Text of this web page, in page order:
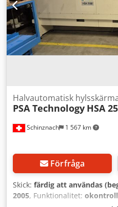
Schinznach 1 567 km
Halvautomatisk
PSA Technology HSA
Förfråga
Skick: färdig att användas
2005, Funktionalitet: